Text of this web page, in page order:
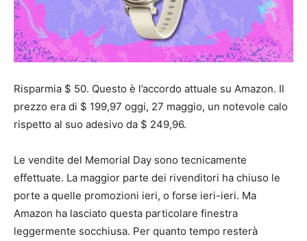
Risparmia $ 50. Questo è l’accordo attuale su Amazon. Il
prezzo era di $ 199,97 oggi, 27 maggio, un notevole calo
rispetto al suo adesivo da $ 249,96.
Le vendite del Memorial Day sono tecnicamente
effettuate. La maggior parte dei rivenditori ha chiuso le
porte a quelle promozioni ieri, o forse ieri-ieri. Ma
Amazon ha lasciato questa particolare finestra
leggermente socchiusa. Per quanto tempo resterà